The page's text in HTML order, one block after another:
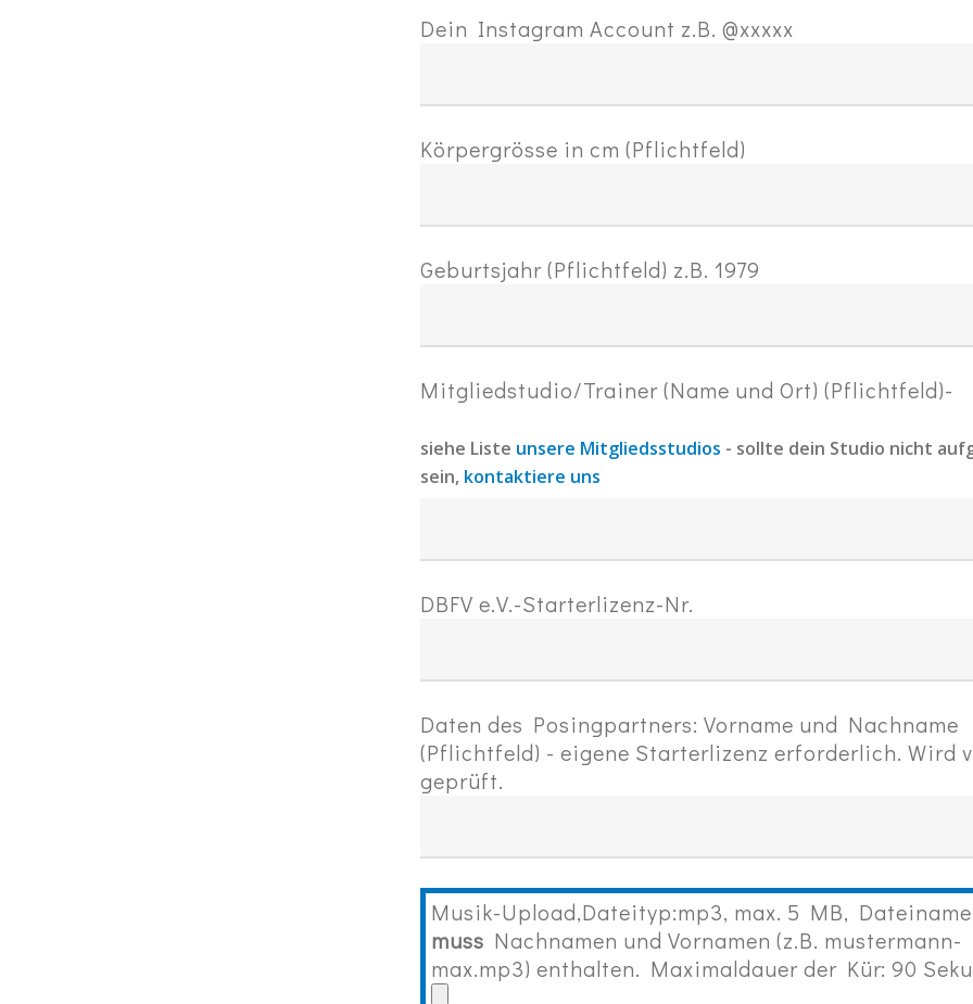
Dein Instagram Account z.B. @xxxxx
Körpergrösse in cm (Pflichtfeld)
Geburtsjahr (Pflichtfeld) z.B. 1979
Mitgliedstudio/Trainer (Name und Ort) (Pflichtfeld)-
siehe Liste unsere Mitgliedsstudios - sollte dein Studio nicht
sein, kontaktiere uns
DBFV e.V.-Starterlizenz-Nr.
Daten des Posingpartners: Vorname und Nachname
(Pflichtfeld) - eigene Starterlizenz erforderlich. Wird
geprüft.
Musik-Upload,Dateityp:mp3, max. 5 MB, Dateiname
muss Nachnamen und Vornamen (z.B. mustermann-
max.mp3) enthalten. Maximaldauer der Kür: 90